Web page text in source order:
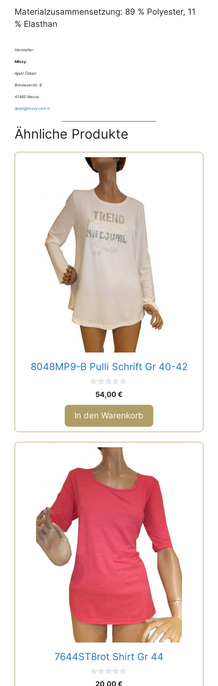
Materialzusammensetzung: 89 % Polyester, 11
% Elasthan
Hersteller:
Missy
Aysel Özkan
Breslauerstr. 8
41460 Neuss
Aysel@missy.com.tr
Ähnliche Produkte
8048MP9-B Pulli Schrift Gr 40-42
o
5
54,00€
In den Warenkorb
7644ST8rot Shirt Gr 44
20,00€